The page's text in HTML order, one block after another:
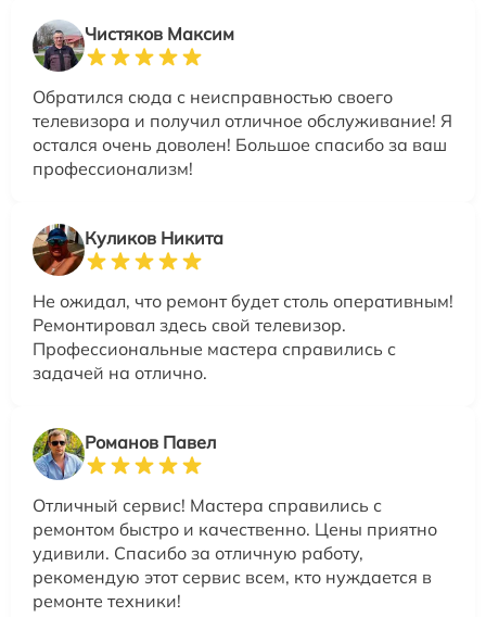
Чистяков Максим
Обратился сюда с неисправностью своего
телевизора и получил отличное обслуживание! Я
остался очень доволен! Большое спасибо за ваш
профессионализм!
Куликов Никита
Не ожидал, что ремонт будет столь оперативным!
Ремонтировал здесь свой телевизор.
Профессиональные мастера справились с
задачей на отлично.
Романов Павел
Отличный сервис! Мастера справились с
ремонтом быстро и качественно. Цены приятно
удивили. Спасибо за отличную работу,
рекомендую этот сервис всем, кто нуждается в
ремонте техники!